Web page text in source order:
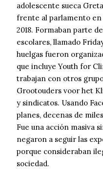
adolescente sueca
frente al parlamento en
2018. Formaban parte
escolares, llamado
huelgas fueron
que incluye Youth for
trabajan con otros
Grootouders voor het
y sindicatos. Usando
planes, decenas de
Fue una acción masiva
negaron a seguir las
porque consideraban
sociedad.